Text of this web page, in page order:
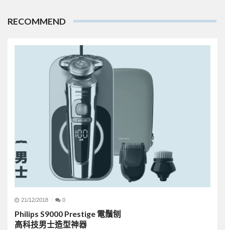
RECOMMEND
21/12/2018 0
Philips S9000 Prestige 電鬚刨
高科技男士造型神器